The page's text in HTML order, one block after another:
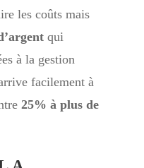
les coûts mais
qui
à la gestion
facilement à
25% à plus de